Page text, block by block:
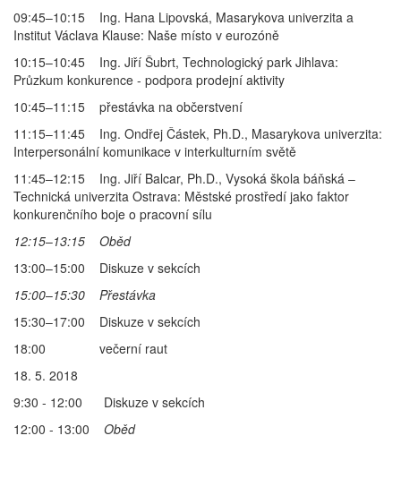
09:45–10:15 Ing. Hana Lipovská, Masarykova univerzita a
Institut Václava Klause: Naše místo v eurozóně
10:15–10:45 Ing. Jiří Šubrt, Technologický park Jihlava:
Průzkum konkurence - podpora prodejní aktivity
10:45–11:15 přestávka na občerstvení
11:15–11:45 Ing. Ondřej Částek, Ph.D., Masarykova univerzita:
Interpersonální komunikace v interkulturním světě
11:45–12:15 Ing. Jiří Balcar, Ph.D., Vysoká škola báňská –
Technická univerzita Ostrava: Městské prostředí jako faktor
konkurenčního boje o pracovní sílu
12:15–13:15 Oběd
13:00–15:00 Diskuze v sekcích
15:00–15:30 Přestávka
15:30–17:00 Diskuze v sekcích
18:00 večerní raut
18. 5. 2018
9:30 - 12:00 Diskuze v sekcích
12:00 - 13:00 Oběd